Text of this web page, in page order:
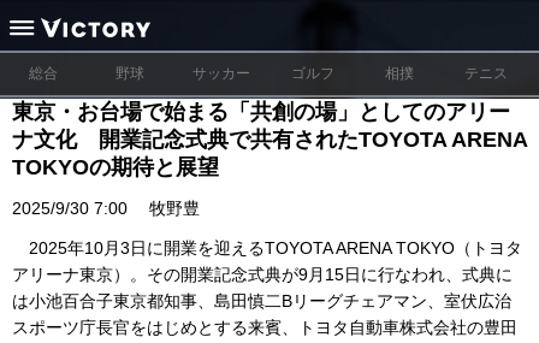
総合 野球 サッカー ゴルフ 相撲 テニス
東京・お台場で始まる「共創の場」としてのアリー
ナ文化 開業記念式典で共有されたTOYOTA ARENA
TOKYOの期待と展望
2025/9/30 7:00 牧野豊
2025年10月3日に開業を迎えるTOYOTA ARENA TOKYO（トヨタ
アリーナ東京）。その開業記念式典が9月15日に行なわれ、式典に
は小池百合子東京都知事、島田慎二Bリーグチェアマン、室伏広治
スポーツ庁長官をはじめとする来賓、トヨタ自動車株式会社の豊田